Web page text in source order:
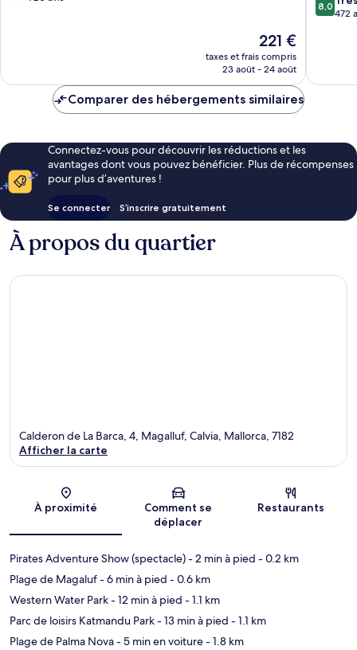
Le
nouveau
prix
de
221 €
taxes et frais compris
23 août - 24 août
Only
sur
8,0
472
Comparer des hébergements similaires
Connectez-vous pour découvrir les réductions et les
avantages dont vous pouvez bénéficier. Plus de récompenses
pour plus d’aventures !
Se connecter S’inscrire gratuitement
À propos du quartier
Carte
Calderon de La Barca, 4, Magalluf, Calvia, Mallorca, 7182
Afficher la carte
À proximité
Comment se
déplacer
Restaurants
Pirates Adventure Show (spectacle)- 2 min à pied - 0.2 km
Plage de Magaluf- 6 min à pied - 0.6 km
Western Water Park- 12 min à pied - 1.1 km
Parc de loisirs Katmandu Park- 13 min à pied - 1.1 km
Plage de Palma Nova- 5 min en voiture- 1.8 km